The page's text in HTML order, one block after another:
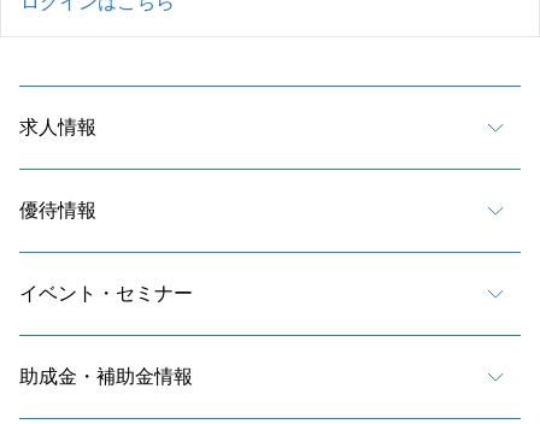
求人情報
優待情報
イベント・セミナー
助成金・補助金情報